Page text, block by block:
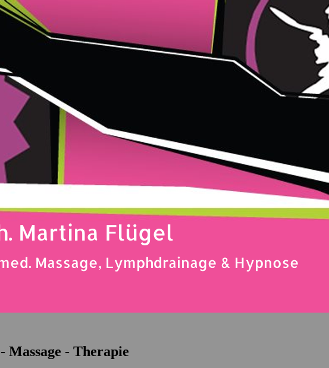
Martina Flügel
Massage, Lymphdrainage & Hypnose
Massage - Therapie